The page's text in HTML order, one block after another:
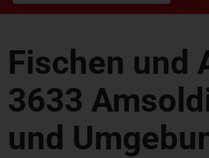
Fischen und
3633
und